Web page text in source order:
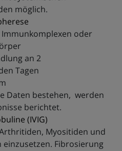
möglich.
oder
an 2
Tagen
Daten bestehen, werden
berichtet.
(IVIG)
Myositiden und
einzusetzen. Fibrosierung